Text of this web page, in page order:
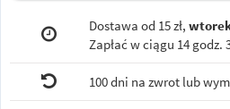
Dostawa od 15 zł,
Zapłać w ciągu 14 godz.
100 dni na zwrot lub